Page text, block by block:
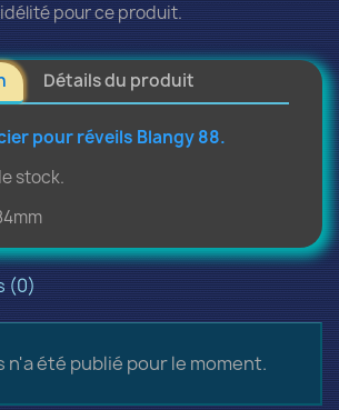
pour ce produit.
Détails du produit
pour réveils Blangy 88.
stock.
(0)
n'a été publié pour le moment.